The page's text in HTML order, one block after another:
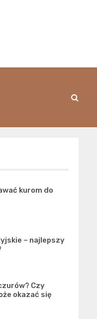
kurom do
– najlepszy
Czy
okazać się